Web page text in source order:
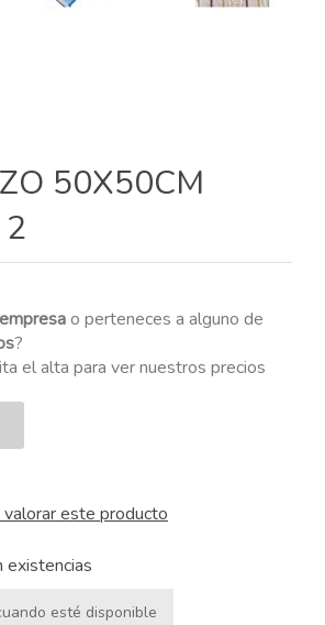
50X50CM
empresao perteneces a alguno de
?
el alta para ver nuestros precios
este producto
existencias